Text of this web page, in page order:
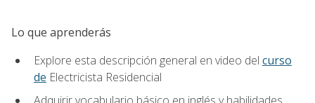
Lo que aprenderás
Explore esta descripción general en video del curso
de Electricista Residencial
Adquirir vocabulario básico en inglés y habilidades